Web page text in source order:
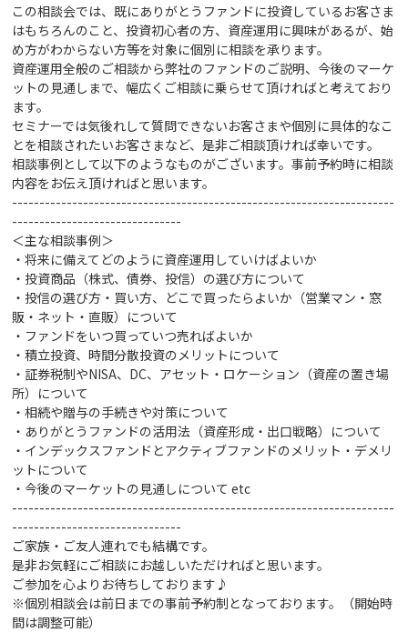
この相談会では、既にありがとうファンドに投資しているお客さま
はもちろんのこと、投資初心者の方、資産運用に興味があるが、始
め方がわからない方等を対象に個別に相談を承ります。
資産運用全般のご相談から弊社のファンドのご説明、今後のマーケ
ットの見通しまで、幅広くご相談に乗らせて頂ければと考えており
ます。
セミナーでは気後れして質問できないお客さまや個別に具体的なこ
とを相談されたいお客さまなど、是非ご相談頂ければ幸いです。
相談事例として以下のようなものがございます。事前予約時に相談
内容をお伝え頂ければと思います。
----------------------------------------------------------------------
-------------------------------
＜主な相談事例＞
・将来に備えてどのように資産運用していけばよいか
・投資商品（株式、債券、投信）の選び方について
・投信の選び方・買い方、どこで買ったらよいか（営業マン・窓
販・ネット・直販）について
・ファンドをいつ買っていつ売ればよいか
・積立投資、時間分散投資のメリットについて
・証券税制やNISA、DC、アセット・ロケーション（資産の置き場
所）について
・相続や贈与の手続きや対策について
・ありがとうファンドの活用法（資産形成・出口戦略）について
・インデックスファンドとアクティブファンドのメリット・デメリ
ットについて
・今後のマーケットの見通しについてetc
----------------------------------------------------------------------
-------------------------------
ご家族・ご友人連れでも結構です。
是非お気軽にご相談にお越しいただければと思います。
ご参加を心よりお待ちしております♪
※個別相談会は前日までの事前予約制となっております。（開始時
間は調整可能）